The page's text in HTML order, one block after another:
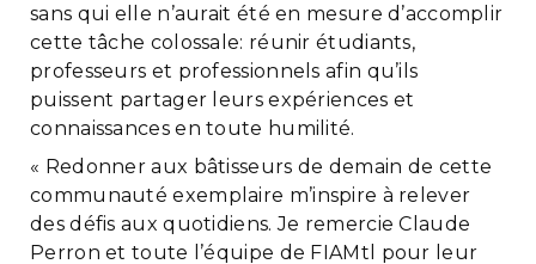
sans qui elle n’aurait été en mesure d’accomplir
cette tâche colossale: réunir étudiants,
professeurs et professionnels afin qu’ils
puissent partager leurs expériences et
connaissances en toute humilité.
« Redonner aux bâtisseurs de demain de cette
communauté exemplaire m’inspire à relever
des défis aux quotidiens. Je remercie Claude
Perron et toute l’équipe de FIAMtl pour leur